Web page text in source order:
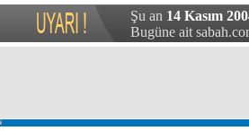
Şu an 14 Kasım
Bugüne ait